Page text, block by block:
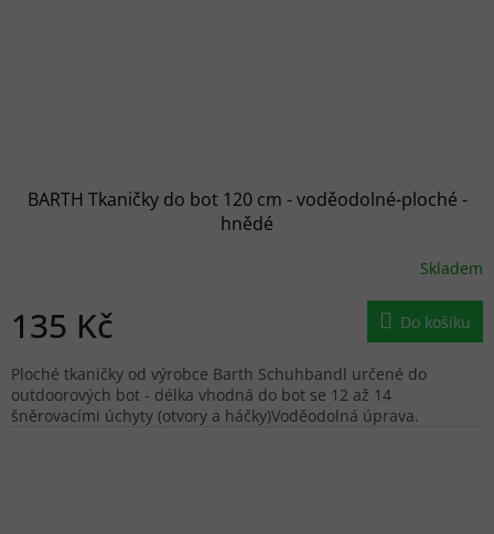
BARTH Tkaničky do bot 120 cm - voděodolné-ploché -
hnědé
Skladem
135 Kč Do košíku
Ploché tkaničky od výrobce Barth Schuhbandl určené do
outdoorových bot - délka vhodná do bot se 12 až 14
šněrovacími úchyty (otvory a háčky)Voděodolná úprava.